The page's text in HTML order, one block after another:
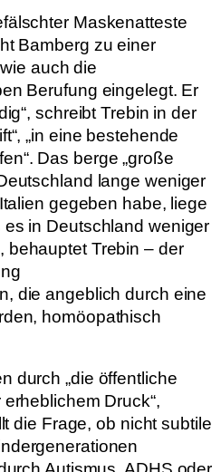
Maskenatteste
Bamberg zu einer
auch die
Berufung eingelegt. Er
schreibt Trebin in der
„in eine bestehende
Das berge „große
lange weniger
gegeben habe, liege
in Deutschland weniger
behauptet Trebin – der
die angeblich durch eine
homöopathisch
durch „die öffentliche
erheblichem Druck“,
die Frage, ob nicht subtile